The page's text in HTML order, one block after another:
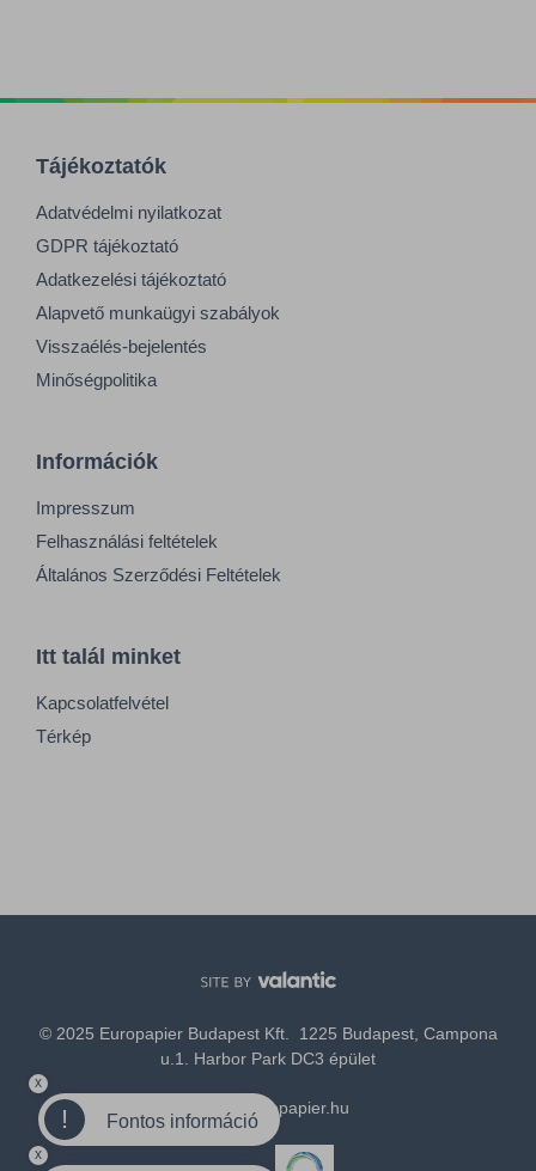
Tájékoztatók
Adatvédelmi nyilatkozat
GDPR tájékoztató
Adatkezelési tájékoztató
Alapvető munkaügyi szabályok
Visszaélés-bejelentés
Minőségpolitika
Információk
Impresszum
Felhasználási feltételek
Általános Szerződési Feltételek
Itt talál minket
Kapcsolatfelvétel
Térkép
© 2025 Europapier Budapest Kft. 1225 Budapest, Campona
u.1. Harbor Park DC3 épület
office@europapier.hu
! Fontos információ
x
x